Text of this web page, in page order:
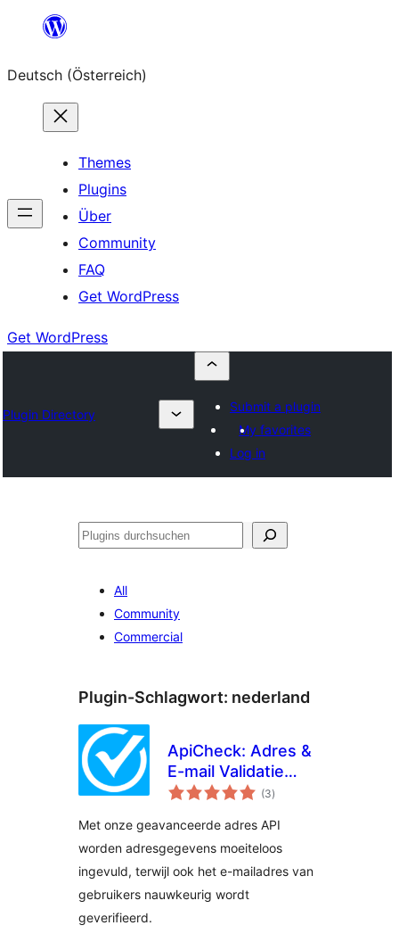
springen
Deutsch (Österreich)
Themes
Plugins
Über
Community
FAQ
Get WordPress
Get WordPress
Plugin Directory
Submit a plugin
My favorites
Log in
Suchen
All
Community
Commercial
Plugin-Schlagwort: nederland
ApiCheck: Adres &
E-mail Validatie
voor
(3Bewertungen
gesamt
)
Met onze geavanceerde adres API
worden adresgegevens moeiteloos
ingevuld, terwijl ook het e-mailadres van
gebruikers nauwkeurig wordt
geverifieerd.